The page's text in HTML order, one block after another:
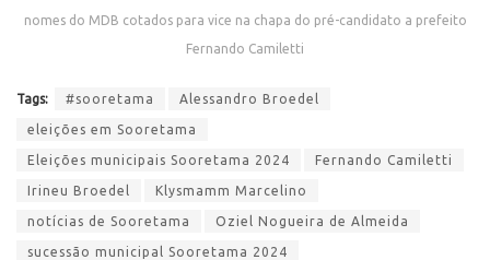
nomes do MDB cotados para vice na chapa do pré-candidato a prefeito
Fernando Camiletti
Tags: #sooretama Alessandro Broedel
eleições em Sooretama
Eleições municipais Sooretama 2024 Fernando Camiletti
Irineu Broedel Klysmamm Marcelino
notícias de Sooretama Oziel Nogueira de Almeida
sucessão municipal Sooretama 2024